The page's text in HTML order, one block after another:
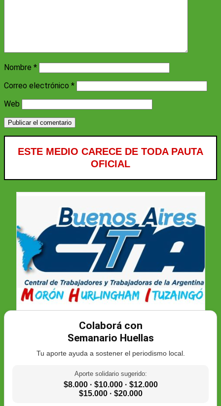
Nombre *
Correo electrónico *
Web
ESTE MEDIO CARECE DE TODA PAUTA
OFICIAL
Colaborá con
Semanario Huellas
Tu aporte ayuda a sostener el periodismo local.
Aporte solidario sugerido:
$8.000 · $10.000 · $12.000
$15.000 · $20.000